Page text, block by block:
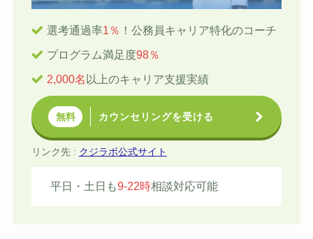
選考通過率1％ ！公務員キャリア特化のコーチ
プログラム満足度98％
2,000名 以上のキャリア支援実績
無料 カウンセリングを受ける
リンク先 : クジラボ公式サイト
平日・土日も9-22時相談対応可能